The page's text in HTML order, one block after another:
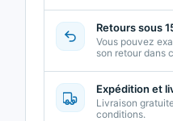
Retours sous
Vous pouvez
son retour dans
Expédition et
Livraison
conditions.